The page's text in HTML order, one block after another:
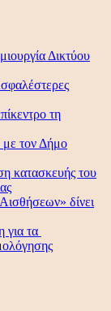
Δικτύου
τη
τον Δήμο
κατασκευής του
δίνει
για τα